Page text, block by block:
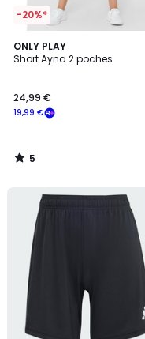
-20%*
ONLY PLAY
Short Ayna 2 poches
19,99 €
24,99 €
5
/
5
/